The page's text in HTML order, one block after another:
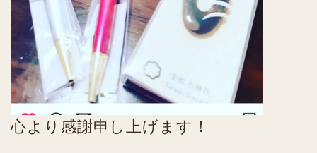
心より感謝申し上げます！